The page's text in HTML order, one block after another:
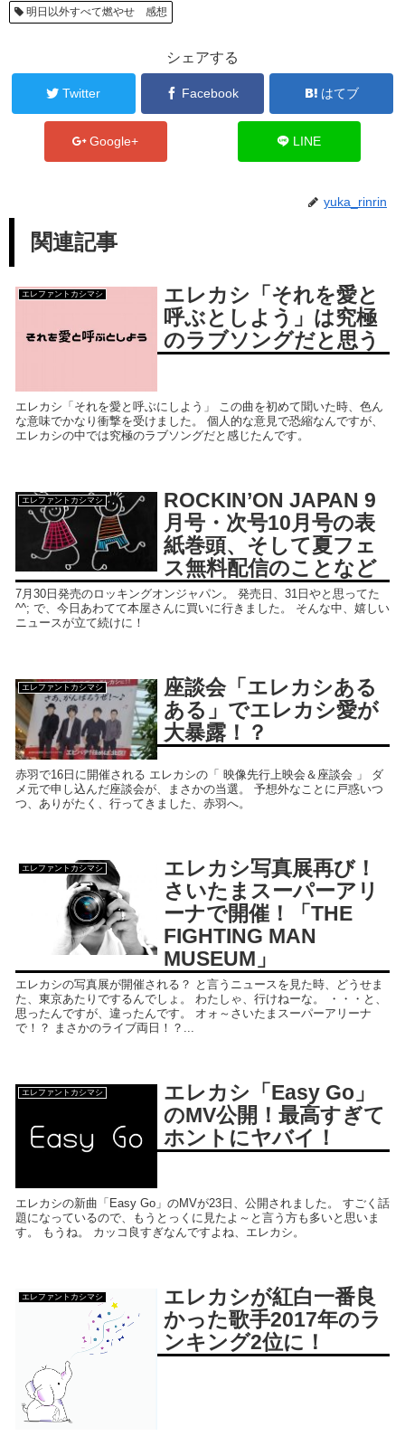
明日以外すべて燃やせ 感想
シェアする
Twitter Facebook はてブ
Google+ LINE
yuka_rinrin
関連記事
エレファントカシマシ
エレカシ「それを愛と
呼ぶとしよう」は究極
のラブソングだと思う
エレカシ「それを愛と呼ぶにしよう」 この曲を初めて聞いた時、色ん
な意味でかなり衝撃を受けました。 個人的な意見で恐縮なんですが、
エレカシの中では究極のラブソングだと感じたんです。
エレファントカシマシ
ROCKIN’ON JAPAN 9
月号・次号10月号の表
紙巻頭、そして夏フェ
ス無料配信のことなど
7月30日発売のロッキングオンジャパン。 発売日、31日やと思ってた
^^; で、今日あわてて本屋さんに買いに行きました。 そんな中、嬉しい
ニュースが立て続けに！
エレファントカシマシ
座談会「エレカシある
ある」でエレカシ愛が
大暴露！？
赤羽で16日に開催される エレカシの「 映像先行上映会＆座談会 」 ダ
メ元で申し込んだ座談会が、まさかの当選。 予想外なことに戸惑いつ
つ、ありがたく、行ってきました、赤羽へ。
エレファントカシマシ
エレカシ写真展再び！
さいたまスーパーアリ
ーナで開催！「THE
FIGHTING MAN
MUSEUM」
エレカシの写真展が開催される？ と言うニュースを見た時、どうせま
た、東京あたりでするんでしょ。 わたしゃ、行けねーな。 ・・・と、
思ったんですが、違ったんです。 オォ～さいたまスーパーアリーナ
で！？ まさかのライブ両日！？...
エレファントカシマシ
エレカシ「Easy Go」
のMV公開！最高すぎて
ホントにヤバイ！
エレカシの新曲「Easy Go」のMVが23日、公開されました。 すごく話
題になっているので、もうとっくに見たよ～と言う方も多いと思いま
す。 もうね。 カッコ良すぎなんですよね、エレカシ。
エレファントカシマシ
エレカシが紅白一番良
かった歌手2017年のラ
ンキング2位に！